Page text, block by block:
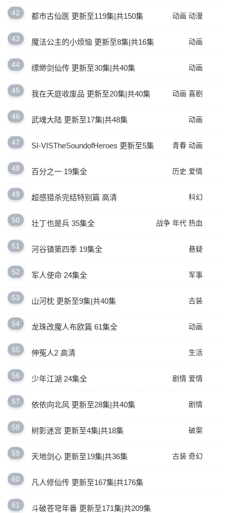
42 都市古仙医 更新至119集|共150集 动画 动漫
43 魔法公主的小烦恼 更新至8集|共16集 动画
44 缥缈剑仙传 更新至30集|共40集 动画
45 我在天庭收废品 更新至20集|共40集 动画 喜剧
46 武魂大陆 更新至17集|共48集 动画
47 SI-VISTheSoundofHeroes 更新至5集 青春 动画
48 百分之一 19集全 历史 爱情
49 超感猎杀完结特别篇 高清 科幻
50 壮丁也是兵 35集全 战争 年代 热血
51 河谷镇第四季 19集全 悬疑
52 军人使命 24集全 军事
53 山河枕 更新至9集|共40集 古装
54 龙珠改魔人布欧篇 61集全 动画
55 伸冤人2 高清 生活
56 少年江湖 24集全 剧情 爱情
57 依依向北风 更新至28集|共40集 剧情
58 树影迷宫 更新至4集|共18集 破案
59 天地剑心 更新至19集|共36集 古装 奇幻
60 凡人修仙传 更新至167集|共176集
61 斗破苍穹年番 更新至171集|共209集